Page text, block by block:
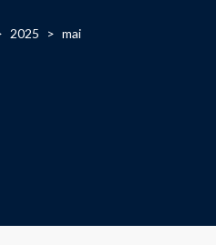
2025 > mai